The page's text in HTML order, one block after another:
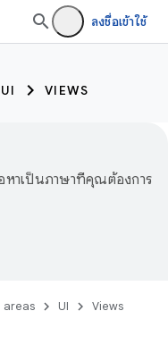
ลงชื่อเข้าใช้
UI VIEWS
หาเป็นภาษาที่คุณต้องการ
areas UI Views